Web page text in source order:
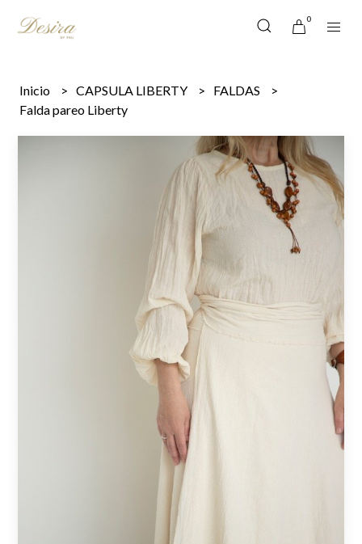
0
Inicio CAPSULA LIBERTY
FALDAS
Falda pareo Liberty